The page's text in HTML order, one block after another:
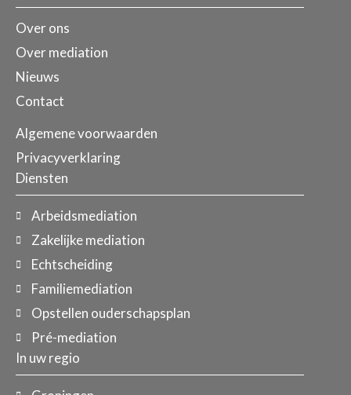
Over ons
Over mediation
Nieuws
Contact
Algemene voorwaarden
Privacyverklaring
Diensten
Arbeidsmediation
Zakelijke mediation
Echtscheiding
Familiemediation
Opstellen ouderschapsplan
Pré-mediation
In uw regio